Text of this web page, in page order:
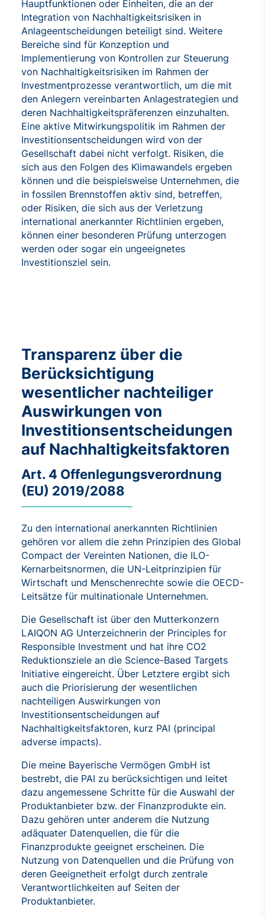
Hauptfunktionen oder Einheiten, die an der
Integration von Nachhaltigkeitsrisiken in
Anlageentscheidungen beteiligt sind. Weitere
Bereiche sind für Konzeption und
Implementierung von Kontrollen zur Steuerung
von Nachhaltigkeitsrisiken im Rahmen der
Investmentprozesse verantwortlich, um die mit
den Anlegern vereinbarten Anlagestrategien und
deren Nachhaltigkeitspräferenzen einzuhalten.
Eine aktive Mitwirkungspolitik im Rahmen der
Investitionsentscheidungen wird von der
Gesellschaft dabei nicht verfolgt. Risiken, die
sich aus den Folgen des Klimawandels ergeben
können und die beispielsweise Unternehmen, die
in fossilen Brennstoffen aktiv sind, betreffen,
oder Risiken, die sich aus der Verletzung
international anerkannter Richtlinien ergeben,
können einer besonderen Prüfung unterzogen
werden oder sogar ein ungeeignetes
Investitionsziel sein.
Transparenz über die
Berücksichtigung
wesentlicher nachteiliger
Auswirkungen von
Investitionsentscheidungen
auf Nachhaltigkeitsfaktoren
Art. 4 Offenlegungsverordnung
(EU) 2019/2088
Zu den international anerkannten Richtlinien
gehören vor allem die zehn Prinzipien des Global
Compact der Vereinten Nationen, die ILO-
Kernarbeitsnormen, die UN-Leitprinzipien für
Wirtschaft und Menschenrechte sowie die OECD-
Leitsätze für multinationale Unternehmen.
Die Gesellschaft ist über den Mutterkonzern
LAIQON AG Unterzeichnerin der Principles for
Responsible Investment und hat ihre CO2
Reduktionsziele an die Science-Based Targets
Initiative eingereicht. Über Letztere ergibt sich
auch die Priorisierung der wesentlichen
nachteiligen Auswirkungen von
Investitionsentscheidungen auf
Nachhaltigkeitsfaktoren, kurz PAI (principal
adverse impacts).
Die meine Bayerische Vermögen GmbH ist
bestrebt, die PAI zu berücksichtigen und leitet
dazu angemessene Schritte für die Auswahl der
Produktanbieter bzw. der Finanzprodukte ein.
Dazu gehören unter anderem die Nutzung
adäquater Datenquellen, die für die
Finanzprodukte geeignet erscheinen. Die
Nutzung von Datenquellen und die Prüfung von
deren Geeignetheit erfolgt durch zentrale
Verantwortlichkeiten auf Seiten der
Produktanbieter.